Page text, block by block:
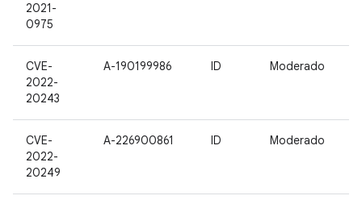
2021-
0975
CVE-
2022-
20243
A-190199986 ID Moderado
CVE-
2022-
20249
A-226900861 ID Moderado